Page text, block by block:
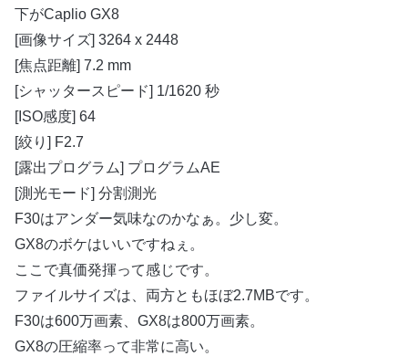
下がCaplio GX8
[画像サイズ] 3264 x 2448
[焦点距離] 7.2 mm
[シャッタースピード] 1/1620 秒
[ISO感度] 64
[絞り] F2.7
[露出プログラム] プログラムAE
[測光モード] 分割測光
F30はアンダー気味なのかなぁ。少し変。
GX8のボケはいいですねぇ。
ここで真価発揮って感じです。
ファイルサイズは、両方ともほぼ2.7MBです。
F30は600万画素、GX8は800万画素。
GX8の圧縮率って非常に高い。